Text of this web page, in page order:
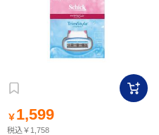
￥ 1,599
税込￥1,758